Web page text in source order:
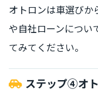
オトロンは車選びか
や自社ローンについ
てみてください。
ステップ④オ